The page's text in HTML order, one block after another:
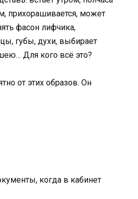
прихорашивается, может
фасон лифчика,
губы, духи, выбирает
Для кого всё это?
от этих образов. Он
когда в кабинет